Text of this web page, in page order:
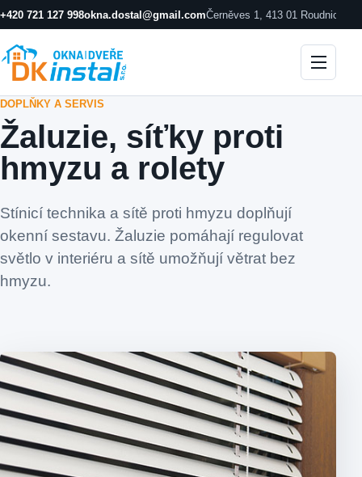
+420 721 127 998okna.dostal@gmail.comČerněves 1, 413 01 Roudnice
DOPLŇKY A SERVIS
Žaluzie, síťky proti
hmyzu a rolety
Stínicí technika a sítě proti hmyzu doplňují
okenní sestavu. Žaluzie pomáhají regulovat
světlo v interiéru a sítě umožňují větrat bez
hmyzu.